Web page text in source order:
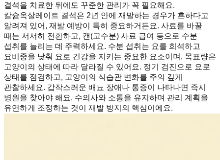
결석을 치료한 뒤에도 꾸준한 관리가 꼭 필요해요.
칼슘옥살레이트 결석은 2년 안에 재발하는 경우가 흔하다고
알려져 있어, 재발 예방이 특히 중요하거든요. 사료를 바꿀
때는 서서히 전환하고, 캔(고수분) 사료 급여 등으로 수분
섭취를 늘리는 데 주력하세요. 수분 섭취는 요를 희석하고
요비중을 낮춰 요로 건강을 지키는 중요한 요소이며, 목표량은
고양이의 상태에 따라 달라질 수 있어요. 정기 검진으로 요로
상태를 점검하고, 고양이의 식습관 변화를 주의 깊게
관찰하세요. 갑작스러운 배뇨 장애나 통증이 나타나면 즉시
병원을 찾아야 해요. 수의사와 소통을 유지하며 관리 계획을
유연하게 조정하는 것이 재발 방지의 핵심이에요.